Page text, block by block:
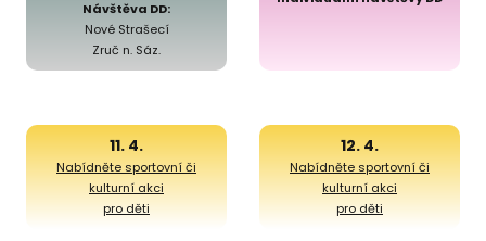
Návštěva DD:
Nové Strašecí
Zruč n. Sáz.
11. 4.
Nabídněte sportovní či
kulturní akci
pro děti
12. 4.
Nabídněte sportovní či
kulturní akci
pro děti